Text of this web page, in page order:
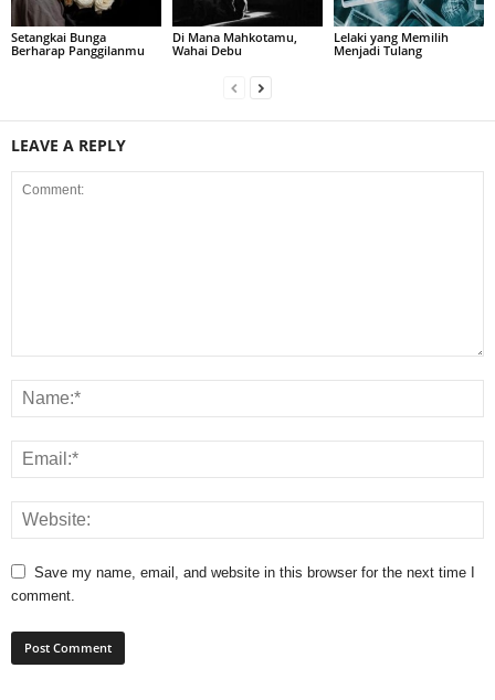
Setangkai Bunga
Berharap Panggilanmu
Di Mana Mahkotamu,
Wahai Debu
Lelaki yang Memilih
Menjadi Tulang
LEAVE A REPLY
Save my name, email, and website in this browser for the next time I
comment.